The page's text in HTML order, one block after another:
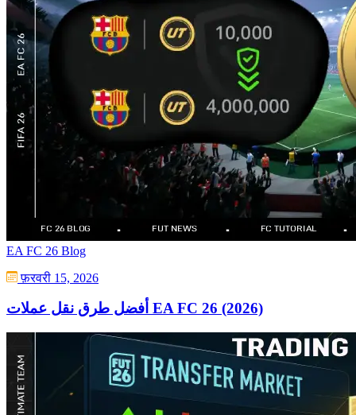
EA FC 26 Blog
फ़रवरी 15, 2026
أفضل طرق نقل عملات EA FC 26 (2026)